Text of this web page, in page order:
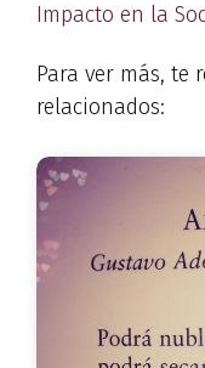
Impacto en la
Para ver más, te
relacionados: